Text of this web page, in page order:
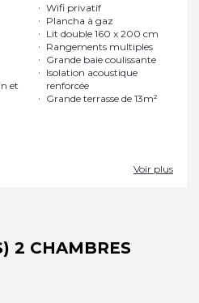
et
Wifi privatif
Plancha à gaz
Lit double 160 x 200 cm
Rangements multiples
Grande baie coulissante
Isolation acoustique
renforcée
Grande terrasse de 13m²
Voir plus
2 CHAMBRES